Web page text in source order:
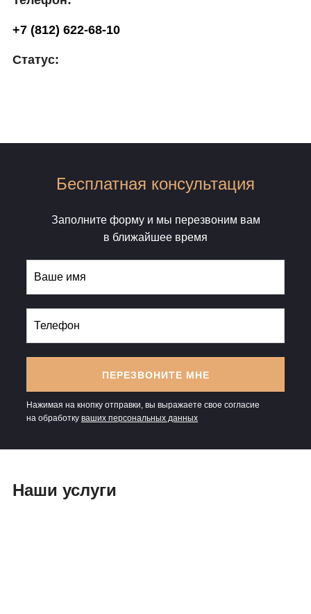
+7 (812) 622-68-10
Статус:
Бесплатная консультация
Заполните форму и мы перезвоним вам
в ближайшее время
ПЕРЕЗВОНИТЕ МНЕ
Нажимая на кнопку отправки, вы выражаете свое согласие
на обработку ваших персональных данных
Наши услуги